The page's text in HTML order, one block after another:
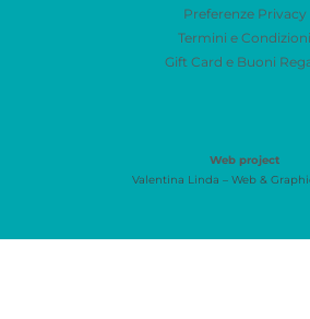
Preferenze Privacy
Termini e Condizioni
Gift Card e Buoni
Web project
Valentina Linda – Web &